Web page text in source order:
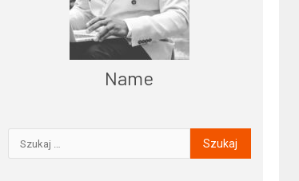
Name